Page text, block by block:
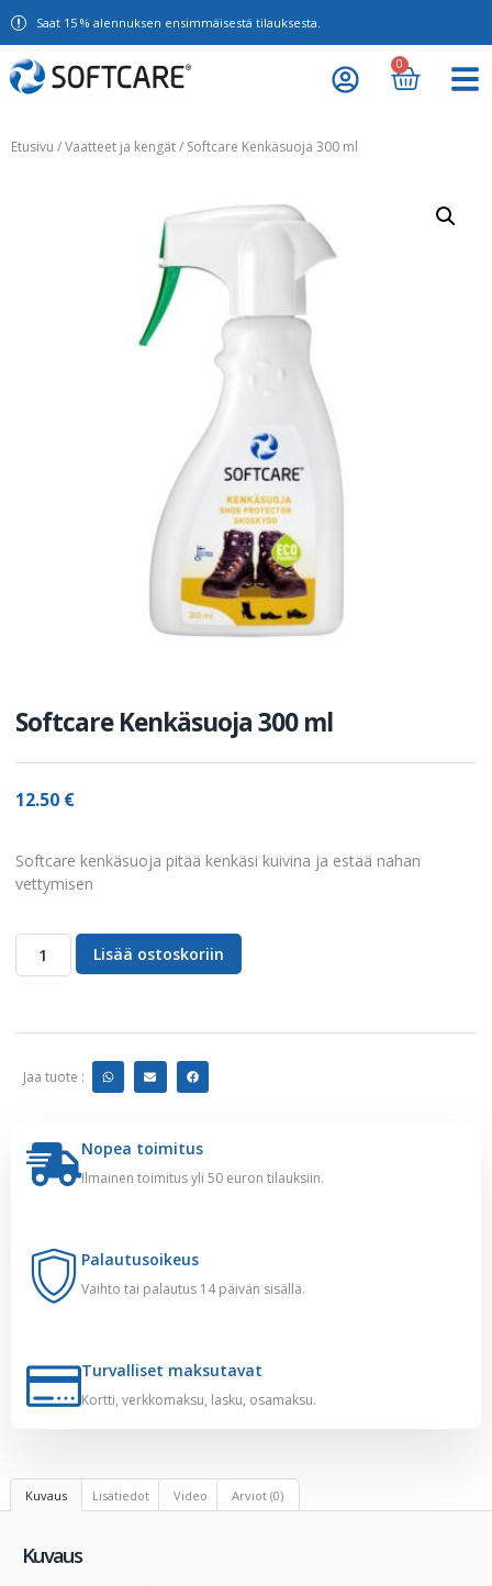
Saat 15 % alennuksen ensimmäisestä tilauksesta.
0
Etusivu /Vaatteet ja kengät/ Softcare Kenkäsuoja 300 ml
Softcare Kenkäsuoja 300 ml
12.50 €
Softcare kenkäsuoja pitää kenkäsi kuivina ja estää nahan
vettymisen
Lisää ostoskoriin
Jaa tuote :
Nopea toimitus
Ilmainen toimitus yli 50 euron tilauksiin.
Palautusoikeus
Vaihto tai palautus 14 päivän sisällä.
Turvalliset maksutavat
Kortti, verkkomaksu, lasku, osamaksu.
Kuvaus Lisätiedot Video Arviot (0)
Kuvaus